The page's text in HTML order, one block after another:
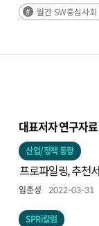
월간 SW중심사
대표저자 연구자료
산업/정책 동향
프로파일링, 추천
임춘성 2022-03-31
SPRi칼럼